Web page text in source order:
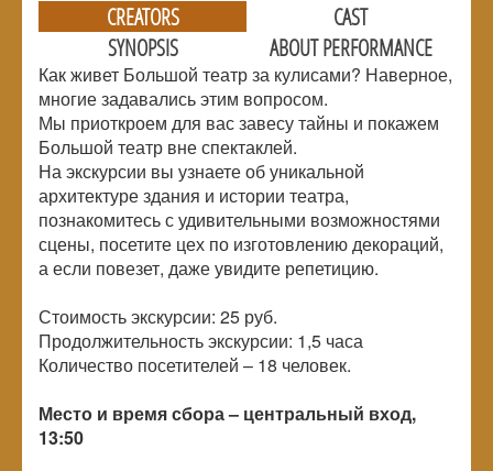
CREATORS
CAST
SYNOPSIS
ABOUT PERFORMANCE
Как живет Большой театр за кулисами? Наверное,
многие задавались этим вопросом.
Мы приоткроем для вас завесу тайны и покажем
Большой театр вне спектаклей.
На экскурсии вы узнаете об уникальной
архитектуре здания и истории театра,
познакомитесь с удивительными возможностями
сцены, посетите цех по изготовлению декораций,
а если повезет, даже увидите репетицию.
Стоимость экскурсии: 25 руб.
Продолжительность экскурсии: 1,5 часа
Количество посетителей – 18 человек.
Место и время сбора – центральный вход,
13:50